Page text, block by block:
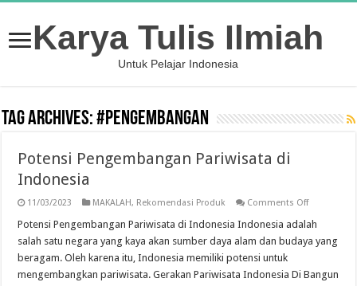
Karya Tulis Ilmiah
Untuk Pelajar Indonesia
Tag Archives:#pengembangan
Potensi Pengembangan Pariwisata di
Indonesia
11/03/2023 MAKALAH, Rekomendasi Produk Comments Offon
di
Potensi Pengembangan Pariwisata di Indonesia Indonesia adalah
salah satu negara yang kaya akan sumber daya alam dan budaya yang
beragam. Oleh karena itu, Indonesia memiliki potensi untuk
mengembangkan pariwisata. Gerakan Pariwisata Indonesia Di Bangun